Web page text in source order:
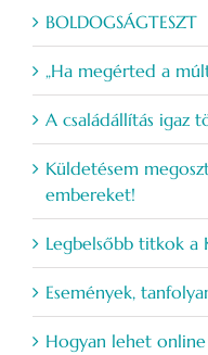
BOLDOGSÁGTESZT
„Ha megérted a
A családállítás igaz
Küldetésem
embereket!
Legbelsőbb titkok a
Események,
Hogyan lehet